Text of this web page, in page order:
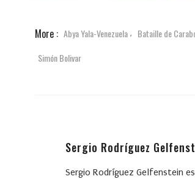
More : Abya Yala-Venezuela , Bataille de
Simón Bolivar
Sergio Rodríguez
Sergio Rodríguez Gelfenstein